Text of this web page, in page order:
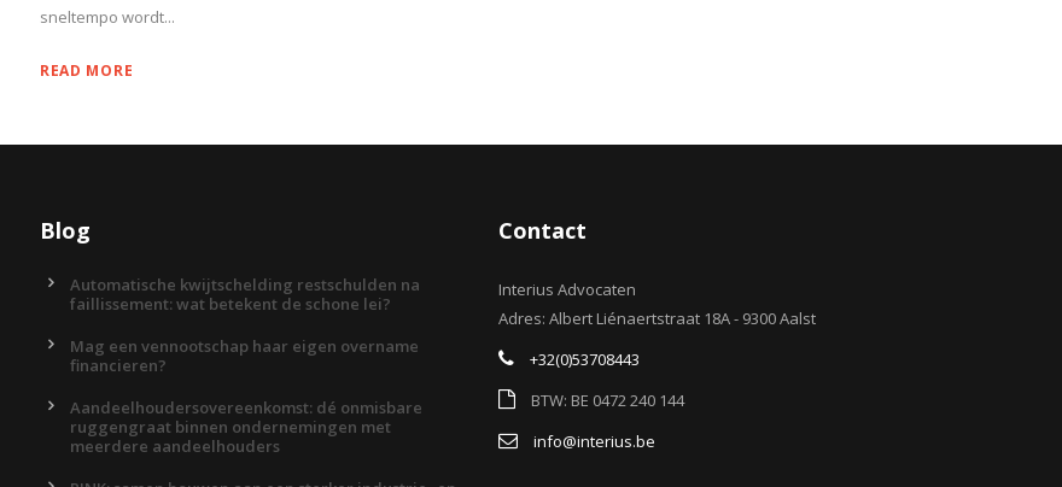
sneltempo wordt...
READ MORE
Blog
Automatische kwijtschelding restschulden na
faillissement: wat betekent de schone lei?
Mag een vennootschap haar eigen overname
financieren?
Aandeelhoudersovereenkomst: dé onmisbare
ruggengraat binnen ondernemingen met
meerdere aandeelhouders
Contact
Interius Advocaten
Adres: Albert Liénaertstraat 18A - 9300 Aalst
+32(0)53708443
BTW: BE 0472 240 144
info@interius.be